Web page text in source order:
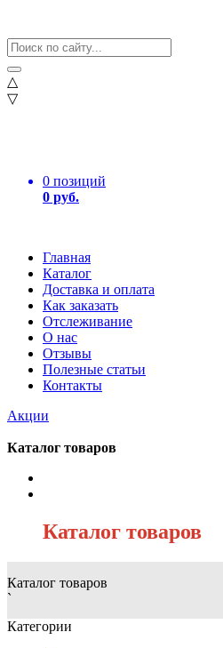
△
▽
0 позиций
0 руб.
Главная
Каталог
Доставка и оплата
Как заказать
Отслеживание
О нас
Отзывы
Полезные статьи
Контакты
Акции
Каталог товаров
Каталог товаров
Каталог товаров
`
Категории